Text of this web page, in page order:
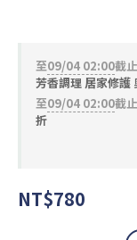
至09/04 02:00截止
芳香調理 居家修護
至09/04 02:00截止
折
NT$780